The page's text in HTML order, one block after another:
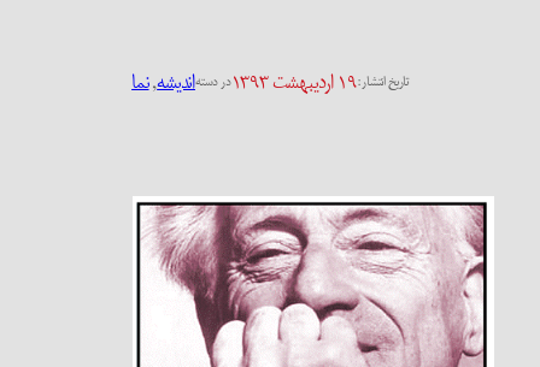
تاریخ انتشار:۱۹ اردیبهشت ۱۳۹۳ در دستهاندیشه, نما